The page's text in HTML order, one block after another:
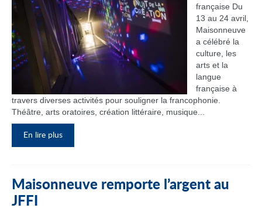
française Du
13 au 24 avril,
Maisonneuve
a célébré la
culture, les
arts et la
langue
française à
travers diverses activités pour souligner la francophonie.
Théâtre, arts oratoires, création littéraire, musique...
En lire plus
Maisonneuve remporte l’argent au
JFFI